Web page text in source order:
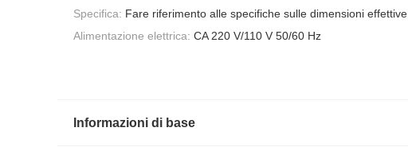
Specifica: Fare riferimento alle specifiche sulle dimensioni effettive
Alimentazione elettrica: CA 220 V/110 V 50/60 Hz
Informazioni di base